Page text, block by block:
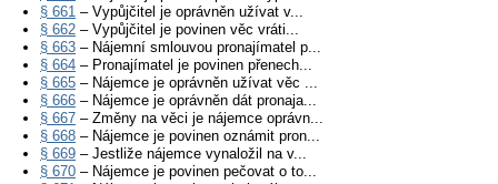
§ 661 – Vypůjčitel je oprávněn užívat v...
§ 662 – Vypůjčitel je povinen věc vráti...
§ 663 – Nájemní smlouvou pronajímatel p...
§ 664 – Pronajímatel je povinen přenech...
§ 665 – Nájemce je oprávněn užívat věc ...
§ 666 – Nájemce je oprávněn dát pronaja...
§ 667 – Změny na věci je nájemce oprávn...
§ 668 – Nájemce je povinen oznámit pron...
§ 669 – Jestliže nájemce vynaložil na v...
§ 670 – Nájemce je povinen pečovat o to...